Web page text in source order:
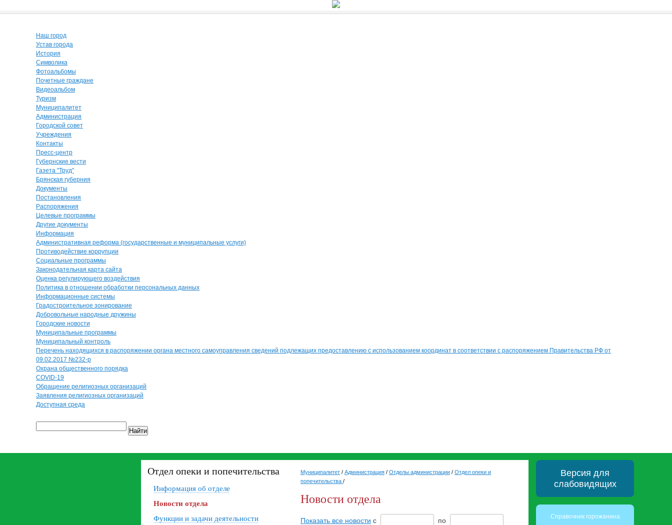
Наш город
Устав города
История
Символика
Фотоальбомы
Почетные граждане
Видеоальбом
Туризм
Муниципалитет
Администрация
Городской совет
Учреждения
Контакты
Пресс-центр
Губернские вести
Газета "Труд"
Брянская губерния
Документы
Постановления
Распоряжения
Целевые программы
Другие документы
Информация
Административная реформа (государственные и муниципальные услуги)
Противодействие коррупции
Социальные программы
Законодательная карта сайта
Оценка регулирующего воздействия
Политика в отношении обработки персональных данных
Информационные системы
Градостроительное зонирование
Добровольные народные дружины
Городские новости
Муниципальные программы
Муниципальный контроль
Перечень находящихся в распоряжении органа местного самоуправления сведений подлежащих предоставлению с использованием координат в соответствии с распоряжением Правительства РФ от
09.02.2017 №232-р
Охрана общественного порядка
COVID-19
Обращение религиозных организаций
Заявления религиозных организаций
Доступная среда
Найти
Отдел опеки и попечительства
Информация об отделе
Новости отдела
Функции и задачи деятельности
Муниципалитет / Администрация / Отделы администрации / Отдел опеки и
попечительства /
Новости отдела
Показать все новости с по
Версия для
слабовидящих
Справочник горожанина